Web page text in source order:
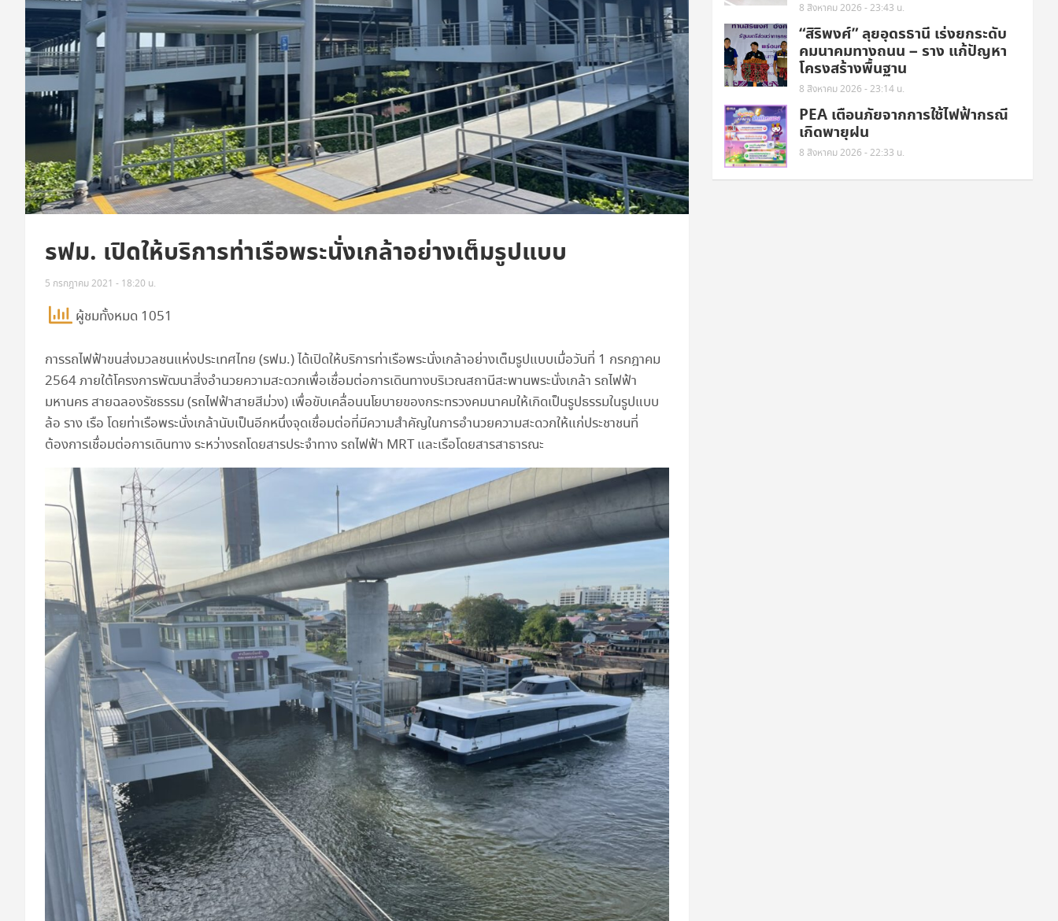
รฟม. เปิดให้บริการท่าเรือพระนั่งเกล้าอย่างเต็มรูปแบบ
5 กรกฎาคม 2021 - 18:20 น.
ผู้ชมทั้งหมด 1051
การรถไฟฟ้าขนส่งมวลชนแห่งประเทศไทย (รฟม.) ได้เปิดให้บริการท่าเรือพระนั่งเกล้าอย่างเต็มรูปแบบเมื่อวันที่ 1 กรกฎาคม
2564 ภายใต้โครงการพัฒนาสิ่งอำนวยความสะดวกเพื่อเชื่อมต่อการเดินทางบริเวณสถานีสะพานพระนั่งเกล้า รถไฟฟ้า
มหานคร สายฉลองรัชธรรม (รถไฟฟ้าสายสีม่วง) เพื่อขับเคลื่อนนโยบายของกระทรวงคมนาคมให้เกิดเป็นรูปธรรมในรูปแบบ
ล้อ ราง เรือ โดยท่าเรือพระนั่งเกล้านับเป็นอีกหนึ่งจุดเชื่อมต่อที่มีความสำคัญในการอำนวยความสะดวกให้แก่ประชาชนที่
ต้องการเชื่อมต่อการเดินทาง ระหว่างรถโดยสารประจำทาง รถไฟฟ้า MRT และเรือโดยสารสาธารณะ
8 สิงหาคม 2026 - 23:43 น.
“สิริพงศ์” ลุยอุดรธานี เร่งยกระดับ
คมนาคมทางถนน – ราง แก้ปัญหา
โครงสร้างพื้นฐาน
8 สิงหาคม 2026 - 23:14 น.
PEA เตือนภัยจากการใช้ไฟฟ้ากรณี
เกิดพายุฝน
8 สิงหาคม 2026 - 22:33 น.